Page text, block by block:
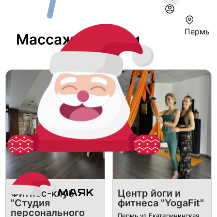
Пермь
Массаж В Перми
​Фитнес-клуб
"Студия
персонального
​Центр йоги и
фитнеса "YogaFit"